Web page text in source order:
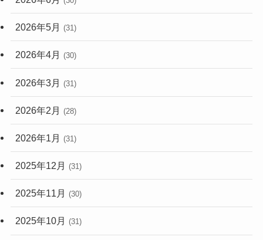
2026年5月 (31)
2026年4月 (30)
2026年3月 (31)
2026年2月 (28)
2026年1月 (31)
2025年12月 (31)
2025年11月 (30)
2025年10月 (31)